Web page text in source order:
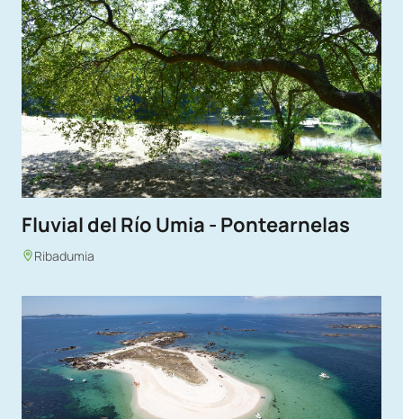
Fluvial del Río Umia - Pontearnelas
Ribadumia